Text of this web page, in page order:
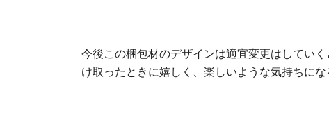
今後この梱包材のデザインは適宜変更はしてい
け取ったときに嬉しく、楽しいような気持ちにな